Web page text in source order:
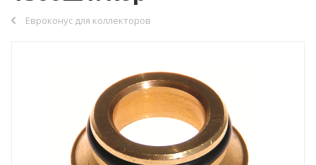
Евроконус для коллекторов